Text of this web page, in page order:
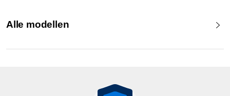
Alle modellen